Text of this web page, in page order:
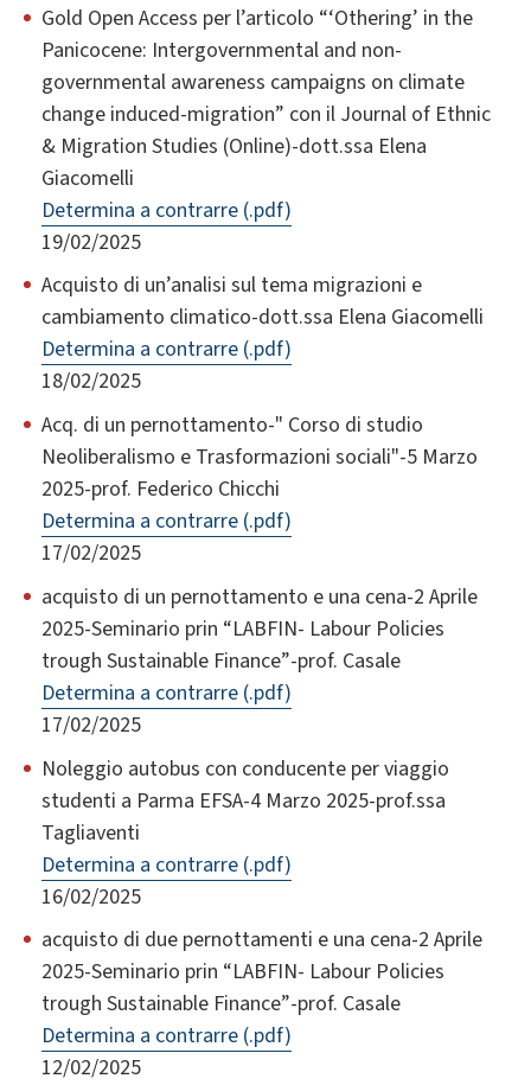
Gold Open Access per l’articolo “‘Othering’ in the
Panicocene: Intergovernmental and non-
governmental awareness campaigns on climate
change induced-migration” con il Journal of Ethnic
& Migration Studies (Online)-dott.ssa Elena
Giacomelli
Determina a contrarre (.pdf)
19/02/2025
Acquisto di un’analisi sul tema migrazioni e
cambiamento climatico-dott.ssa Elena Giacomelli
Determina a contrarre (.pdf)
18/02/2025
Acq. di un pernottamento-" Corso di studio
Neoliberalismo e Trasformazioni sociali"-5 Marzo
2025-prof. Federico Chicchi
Determina a contrarre (.pdf)
17/02/2025
acquisto di un pernottamento e una cena-2 Aprile
2025-Seminario prin “LABFIN- Labour Policies
trough Sustainable Finance”-prof. Casale
Determina a contrarre (.pdf)
17/02/2025
Noleggio autobus con conducente per viaggio
studenti a Parma EFSA-4 Marzo 2025-prof.ssa
Tagliaventi
Determina a contrarre (.pdf)
16/02/2025
acquisto di due pernottamenti e una cena-2 Aprile
2025-Seminario prin “LABFIN- Labour Policies
trough Sustainable Finance”-prof. Casale
Determina a contrarre (.pdf)
12/02/2025